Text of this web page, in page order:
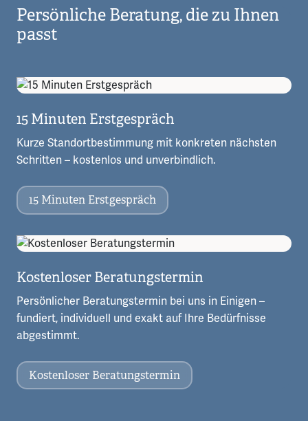
Persönliche Beratung, die zu Ihnen
passt
15 Minuten Erstgespräch
Kurze Standortbestimmung mit konkreten nächsten
Schritten – kostenlos und unverbindlich.
15 Minuten Erstgespräch
Kostenloser Beratungstermin
Persönlicher Beratungstermin bei uns in Einigen –
fundiert, individuell und exakt auf Ihre Bedürfnisse
abgestimmt.
Kostenloser Beratungstermin